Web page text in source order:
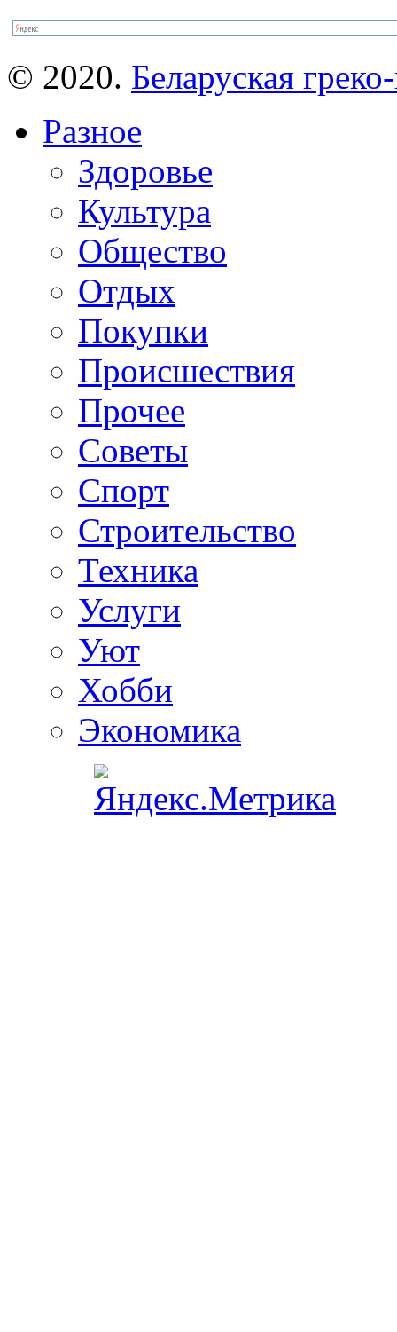
© 2020. Беларуская
Разное
Здоровье
Культура
Общество
Отдых
Покупки
Происшествия
Прочее
Советы
Спорт
Строительство
Техника
Услуги
Уют
Хобби
Экономика